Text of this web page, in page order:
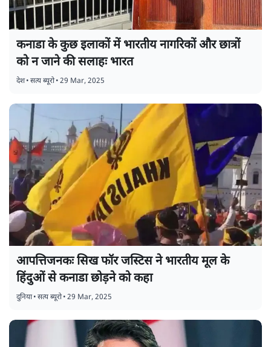
कनाडा के कुछ इलाकों में भारतीय नागरिकों और छात्रों
को न जाने की सलाहः भारत
देश•सत्य ब्यूरो•29 Mar, 2025
आपत्तिजनकः सिख फॉर जस्टिस ने भारतीय मूल के
हिंदुओं से कनाडा छोड़ने को कहा
दुनिया•सत्य ब्यूरो•29 Mar, 2025